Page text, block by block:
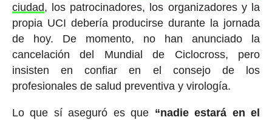
ciudad, los patrocinadores, los organizadores y la
propia UCI debería producirse durante la jornada
de hoy. De momento, no han anunciado la
cancelación del Mundial de Ciclocross, pero
insisten en confiar en el consejo de los
profesionales de salud preventiva y virología.
Lo que sí aseguró es que “nadie estará en el